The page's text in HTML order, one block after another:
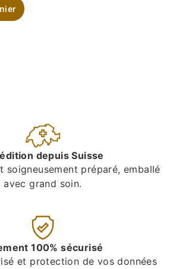
depuis Suisse
soigneusement préparé, emballé
avec grand soin.
100% sécurisé
et protection de vos données